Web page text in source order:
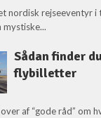
nordisk rejseeventyr i
Sådan finder
flybilletter
af “gode råd” om